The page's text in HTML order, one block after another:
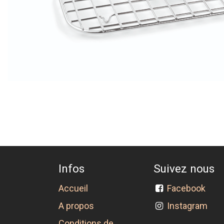
Infos
Accueil
A propos
Suivez nous
Facebook
Instagram